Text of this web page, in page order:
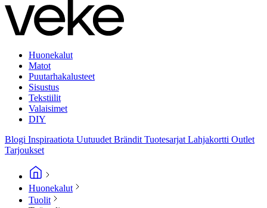
Huonekalut
Matot
Puutarhakalusteet
Sisustus
Tekstiilit
Valaisimet
DIY
Blogi Inspiraatiota Uutuudet Brändit Tuotesarjat Lahjakortti Outlet
Tarjoukset
Huonekalut
Tuolit